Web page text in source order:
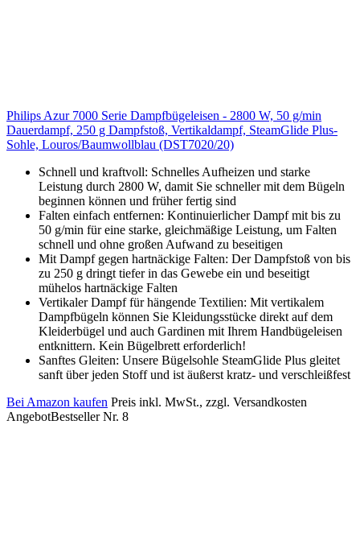
Philips Azur 7000 Serie Dampfbügeleisen - 2800 W, 50 g/min
Dauerdampf, 250 g Dampfstoß, Vertikaldampf, SteamGlide Plus-
Sohle, Louros/Baumwollblau (DST7020/20)
Schnell und kraftvoll: Schnelles Aufheizen und starke
Leistung durch 2800 W, damit Sie schneller mit dem Bügeln
beginnen können und früher fertig sind
Falten einfach entfernen: Kontinuierlicher Dampf mit bis zu
50 g/min für eine starke, gleichmäßige Leistung, um Falten
schnell und ohne großen Aufwand zu beseitigen
Mit Dampf gegen hartnäckige Falten: Der Dampfstoß von bis
zu 250 g dringt tiefer in das Gewebe ein und beseitigt
mühelos hartnäckige Falten
Vertikaler Dampf für hängende Textilien: Mit vertikalem
Dampfbügeln können Sie Kleidungsstücke direkt auf dem
Kleiderbügel und auch Gardinen mit Ihrem Handbügeleisen
entknittern. Kein Bügelbrett erforderlich!
Sanftes Gleiten: Unsere Bügelsohle SteamGlide Plus gleitet
sanft über jeden Stoff und ist äußerst kratz- und verschleißfest
Bei Amazon kaufen Preis inkl. MwSt., zzgl. Versandkosten
AngebotBestseller Nr. 8